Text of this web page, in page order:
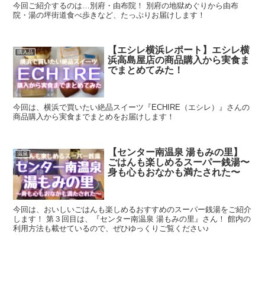
今回ご紹介するのは…別府・由布院！ 別府の地獄めぐりから由布
院・湯の坪街道食べ歩きなど、たっぷりお届けします！
購入品
【エシレ横浜レポート】エシレ横
浜高島屋店の商品購入から実食ま
でまとめてみた！
今回は、横浜で買いたい絶品スイーツ『ECHIRE（エシレ）』さんの
商品購入から実食までまとめをお届けします！
温泉
【センター南温泉 湯もみの里】
ごはんも楽しめるスーパー銭湯〜
身も心もおなかも満たされた〜
今回は、おいしいごはんも楽しめるおすすめのスーパー銭湯をご紹介
します！ 第３回目は、『センター南温泉 湯もみの里』さん！ 館内の
利用方法も載せているので、ぜひゆっくりご覧ください♪